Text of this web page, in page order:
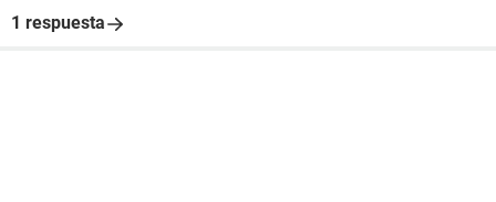
1 respuesta